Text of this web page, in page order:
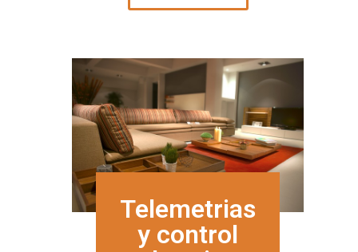
Telemetrias
y control